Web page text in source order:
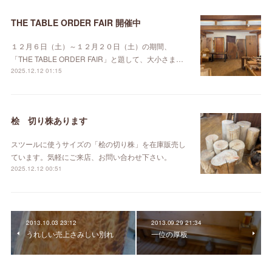
THE TABLE ORDER FAIR 開催中
１２月６日（土）～１２月２０日（土）の期間、
「THE TABLE ORDER FAIR」と題して、大小さま…
2025.12.12 01:15
桧 切り株あります
スツールに使うサイズの「桧の切り株」を在庫販売し
ています。気軽にご来店、お問い合わせ下さい。
2025.12.12 00:51
2013.10.03 23:12
うれしい売上さみしい別れ
2013.09.29 21:34
一位の厚板